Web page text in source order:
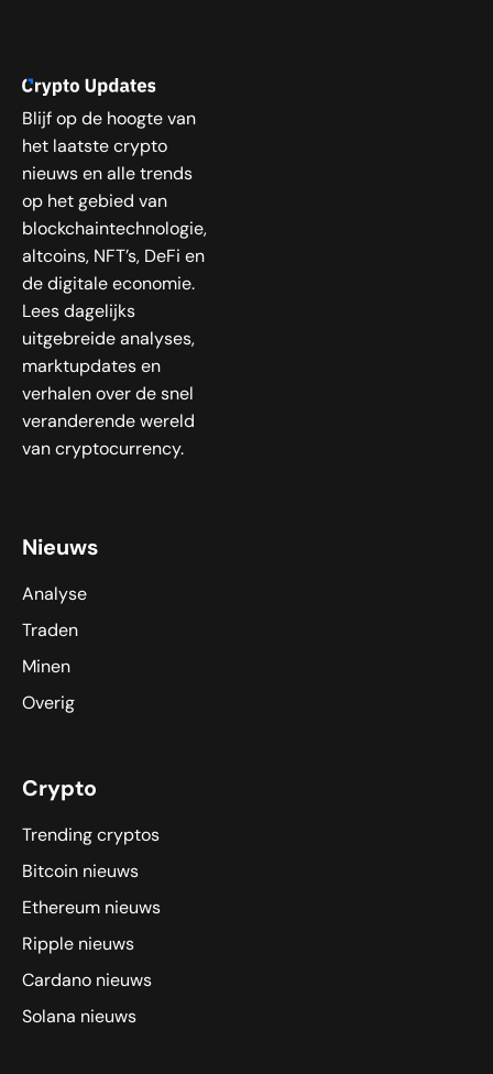
Blijf op de hoogte van
het laatste crypto
nieuws en alle trends
op het gebied van
blockchaintechnologie,
altcoins, NFT’s, DeFi en
de digitale economie.
Lees dagelijks
uitgebreide analyses,
marktupdates en
verhalen over de snel
veranderende wereld
van cryptocurrency.
Nieuws
Analyse
Traden
Minen
Overig
Crypto
Trending cryptos
Bitcoin nieuws
Ethereum nieuws
Ripple nieuws
Cardano nieuws
Solana nieuws